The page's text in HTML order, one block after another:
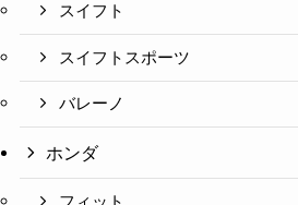
スイフト
スイフトスポーツ
バレーノ
ホンダ